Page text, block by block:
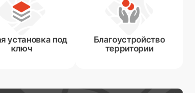
установка под
ключ
Благоустройство
территории